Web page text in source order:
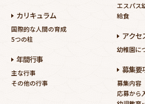
カリキュラム
国際的な人間の育成
5つの柱
年間行事
主な行事
その他の行事
エスパス
給食
アクセ
幼稚園に
募集要
募集内容
応募から